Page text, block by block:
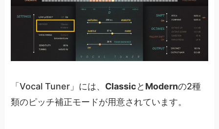
「Vocal Tuner」には、 Classicと Modernの2種
類のピッチ補正モードが用意されています。